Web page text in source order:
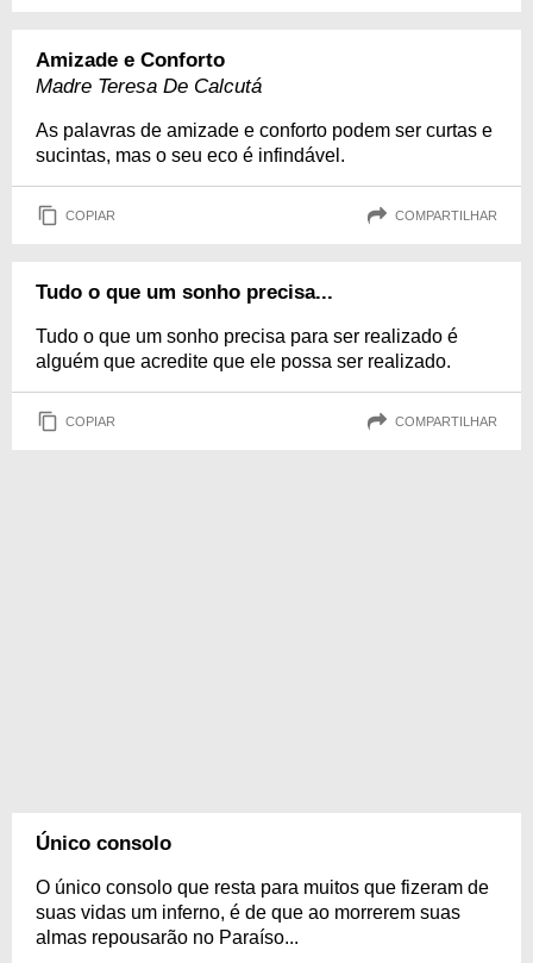
Amizade e Conforto
Madre Teresa De Calcutá
As palavras de amizade e conforto podem ser curtas e
sucintas, mas o seu eco é infindável.
COPIAR COMPARTILHAR
Tudo o que um sonho precisa...
Tudo o que um sonho precisa para ser realizado é
alguém que acredite que ele possa ser realizado.
COPIAR COMPARTILHAR
Único consolo
O único consolo que resta para muitos que fizeram de
suas vidas um inferno, é de que ao morrerem suas
almas repousarão no Paraíso...